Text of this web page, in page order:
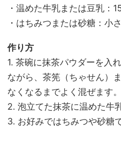
・温めた牛乳または豆乳：
・はちみつまたは砂糖：小
作り方
1. 茶碗に抹茶パウダーを入
ながら、茶筅（ちゃせん）
なくなるまでよく混ぜます。
2. 泡立てた抹茶に温めた牛
3. お好みではちみつや砂糖